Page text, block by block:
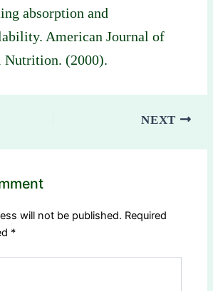
absorption and
American Journal of
Nutrition. (2000).
NEXT
will not be published. Required
*